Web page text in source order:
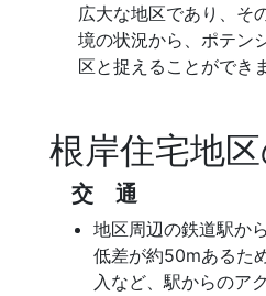
広大な地区であり、そ
境の状況から、ポテン
区と捉えることができ
根岸住宅地
交 通
地区周辺の鉄道駅か
低差が約50mあるた
入など、駅からのア